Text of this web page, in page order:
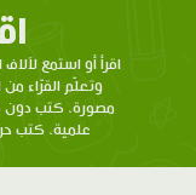
اقرأ أو استمع
وتعلّم القرّاء
مصورة، كتب دون
علمية، كتب